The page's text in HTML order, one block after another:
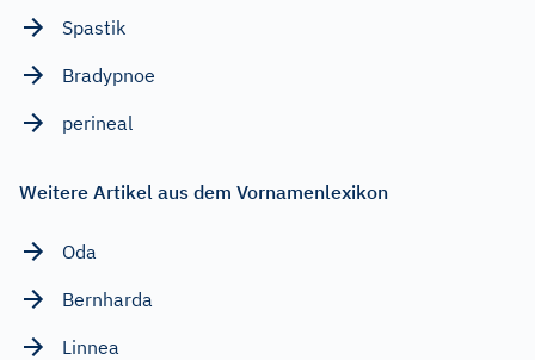
Spastik
Bradypnoe
perineal
Weitere Artikel aus dem Vornamenlexikon
Oda
Bernharda
Linnea